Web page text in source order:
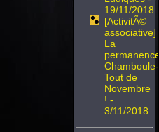
19/11/2018
[ActivitÃ©
associative]
La
permanence
Chamboule-
Tout de
Novembre
! -
3/11/2018